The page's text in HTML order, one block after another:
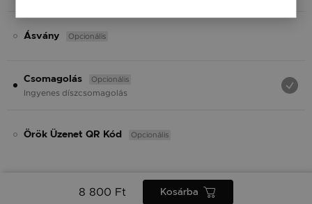
Ásvány Opcionális
Csomagolás Opcionális
Ingyenes díszcsomagolás
Örök Üzenet QR Kód Opcionális
8 800 Ft Kosárba